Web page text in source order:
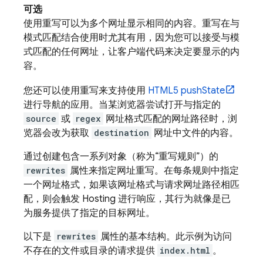
可选
使用重写可以为多个网址显示相同的内容。重写在与
模式匹配结合使用时尤其有用，因为您可以接受与模
式匹配的任何网址，让客户端代码来决定要显示的内
容。
您还可以使用重写来支持使用 HTML5 pushState
进行导航的应用。当某浏览器尝试打开与指定的
source 或 regex 网址格式匹配的网址路径时，浏
览器会改为获取 destination 网址中文件的内容。
通过创建包含一系列对象（称为“重写规则”）的
rewrites 属性来指定网址重写。在每条规则中指定
一个网址格式，如果该网址格式与请求网址路径相匹
配，则会触发 Hosting 进行响应，其行为就像是已
为服务提供了指定的目标网址。
以下是 rewrites 属性的基本结构。此示例为访问
不存在的文件或目录的请求提供 index.html 。